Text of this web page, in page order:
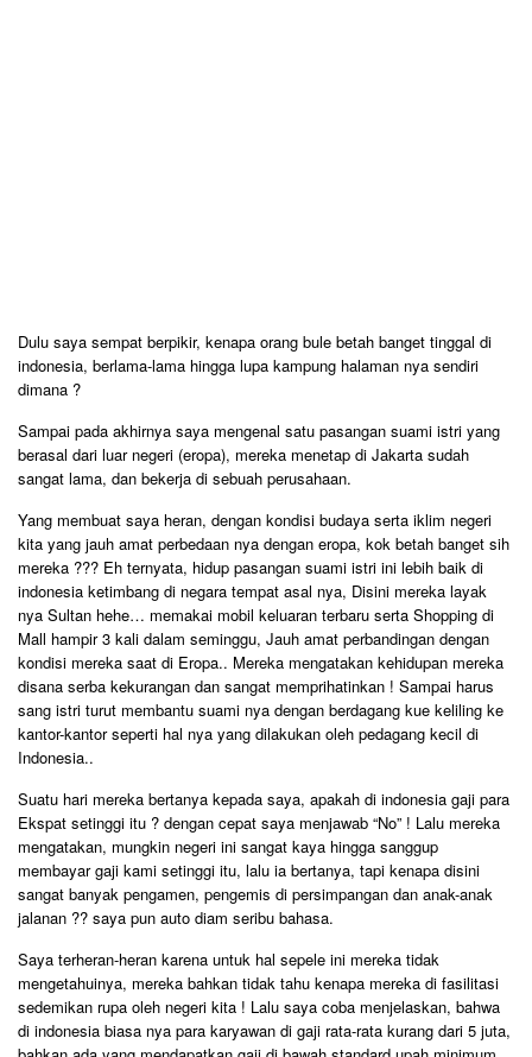
Dulu saya sempat berpikir, kenapa orang bule betah banget tinggal di
indonesia, berlama-lama hingga lupa kampung halaman nya sendiri
dimana ?
Sampai pada akhirnya saya mengenal satu pasangan suami istri yang
berasal dari luar negeri (eropa), mereka menetap di Jakarta sudah
sangat lama, dan bekerja di sebuah perusahaan.
Yang membuat saya heran, dengan kondisi budaya serta iklim negeri
kita yang jauh amat perbedaan nya dengan eropa, kok betah banget sih
mereka ??? Eh ternyata, hidup pasangan suami istri ini lebih baik di
indonesia ketimbang di negara tempat asal nya, Disini mereka layak
nya Sultan hehe… memakai mobil keluaran terbaru serta Shopping di
Mall hampir 3 kali dalam seminggu, Jauh amat perbandingan dengan
kondisi mereka saat di Eropa.. Mereka mengatakan kehidupan mereka
disana serba kekurangan dan sangat memprihatinkan ! Sampai harus
sang istri turut membantu suami nya dengan berdagang kue keliling ke
kantor-kantor seperti hal nya yang dilakukan oleh pedagang kecil di
Indonesia..
Suatu hari mereka bertanya kepada saya, apakah di indonesia gaji para
Ekspat setinggi itu ? dengan cepat saya menjawab “No” ! Lalu mereka
mengatakan, mungkin negeri ini sangat kaya hingga sanggup
membayar gaji kami setinggi itu, lalu ia bertanya, tapi kenapa disini
sangat banyak pengamen, pengemis di persimpangan dan anak-anak
jalanan ?? saya pun auto diam seribu bahasa.
Saya terheran-heran karena untuk hal sepele ini mereka tidak
mengetahuinya, mereka bahkan tidak tahu kenapa mereka di fasilitasi
sedemikan rupa oleh negeri kita ! Lalu saya coba menjelaskan, bahwa
di indonesia biasa nya para karyawan di gaji rata-rata kurang dari 5 juta,